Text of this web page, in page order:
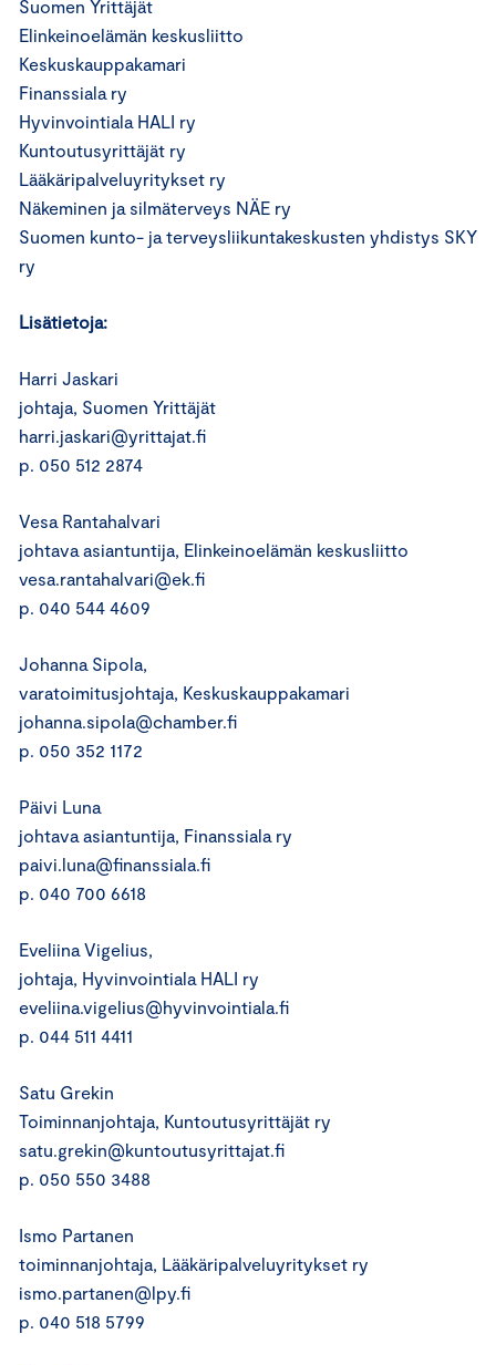
Suomen Yrittäjät
Elinkeinoelämän keskusliitto
Keskuskauppakamari
Finanssiala ry
Hyvinvointiala HALI ry
Kuntoutusyrittäjät ry
Lääkäripalveluyritykset ry
Näkeminen ja silmäterveys NÄE ry
Suomen kunto- ja terveysliikuntakeskusten yhdistys SKY
ry
Lisätietoja:
Harri Jaskari
johtaja, Suomen Yrittäjät
harri.jaskari@yrittajat.fi
p. 050 512 2874
Vesa Rantahalvari
johtava asiantuntija, Elinkeinoelämän keskusliitto
vesa.rantahalvari@ek.fi
p. 040 544 4609
Johanna Sipola,
varatoimitusjohtaja, Keskuskauppakamari
johanna.sipola@chamber.fi
p. 050 352 1172
Päivi Luna
johtava asiantuntija, Finanssiala ry
paivi.luna@finanssiala.fi
p. 040 700 6618
Eveliina Vigelius,
johtaja, Hyvinvointiala HALI ry
eveliina.vigelius@hyvinvointiala.fi
p. 044 511 4411
Satu Grekin
Toiminnanjohtaja, Kuntoutusyrittäjät ry
satu.grekin@kuntoutusyrittajat.fi
p. 050 550 3488
Ismo Partanen
toiminnanjohtaja, Lääkäripalveluyritykset ry
ismo.partanen@lpy.fi
p. 040 518 5799